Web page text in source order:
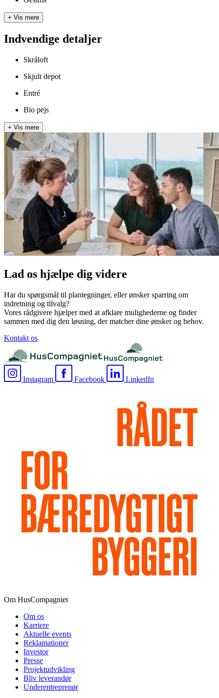
+ Vis mere
Indvendige detaljer
Skråloft
Skjult depot
Entré
Bio pejs
+ Vis mere
Lad os hjælpe dig videre
Har du spørgsmål til plantegninger, eller ønsker sparring om
indretning og tilvalg?
Vores rådgivere hjælper med at afklare mulighederne og finder
sammen med dig den løsning, der matcher dine ønsker og behov.
Kontakt os
Instagram Facebook LinkedIn
Om HusCompagniet
Om os
Karriere
Aktuelle events
Reklamationer
Investor
Presse
Projektudvikling
Bliv leverandør
Underentreprenør